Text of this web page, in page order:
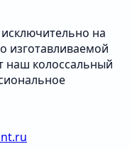
на
изготавливаемой
наш колоссальный